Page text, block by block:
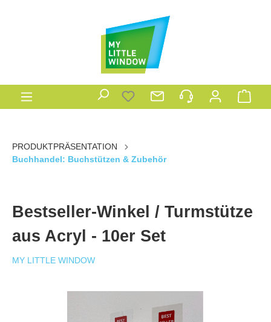
PRODUKTPRÄSENTATION
Buchhandel: Buchstützen & Zubehör
Bestseller-Winkel / Turmstütze
aus Acryl - 10er Set
MY LITTLE WINDOW